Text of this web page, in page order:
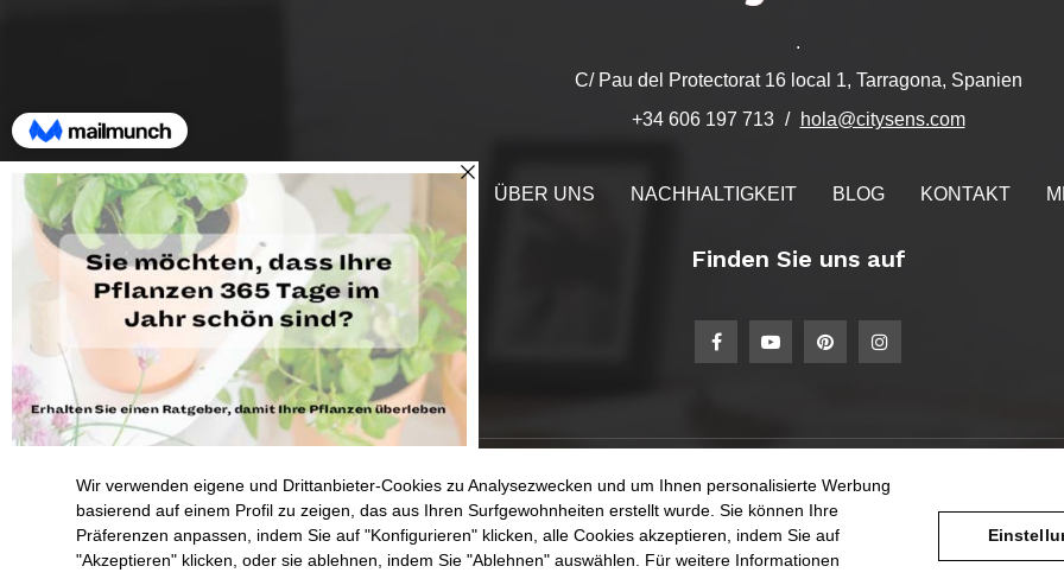
.
C/ Pau del Protectorat 16 local 1, Tarragona, Spanien
+34 606 197 713
hola@citysens.com
ÜBER UNS NACHHALTIGKEIT BLOG KONTAKT
Finden Sie uns auf
SHOP ENGAGEMENT MEHR
Wir verwenden eigene und Drittanbieter-Cookies zu Analysezwecken und um Ihnen personalisierte Werbung
basierend auf einem Profil zu zeigen, das aus Ihren Surfgewohnheiten erstellt wurde. Sie können Ihre
Präferenzen anpassen, indem Sie auf "Konfigurieren" klicken, alle Cookies akzeptieren, indem Sie auf
"Akzeptieren" klicken, oder sie ablehnen, indem Sie "Ablehnen" auswählen. Für weitere Informationen